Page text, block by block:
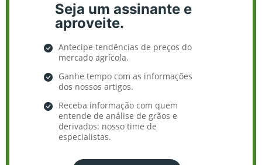
Seja um assinante e
aproveite.
Antecipe tendências de preços do
mercado agrícola.
Ganhe tempo com as informações
dos nossos artigos.
Receba informação com quem
entende de análise de grãos e
derivados: nosso time de
especialistas.